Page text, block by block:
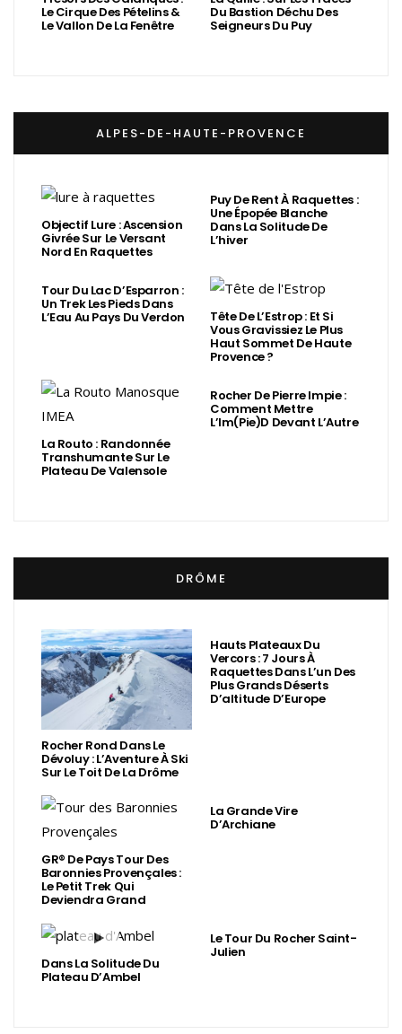
Le Cirque Des Pételins &
Le Vallon De La Fenêtre
Du Bastion Déchu Des
Seigneurs Du Puy
ALPES-DE-HAUTE-PROVENCE
Objectif Lure : Ascension
Givrée Sur Le Versant
Nord En Raquettes
Puy De Rent À Raquettes :
Une Épopée Blanche
Dans La Solitude De
L’hiver
Tour Du Lac D’Esparron :
Un Trek Les Pieds Dans
L’Eau Au Pays Du Verdon Tête De L’Estrop : Et Si
Vous Gravissiez Le Plus
Haut Sommet De Haute
Provence ?
La Routo : Randonnée
Transhumante Sur Le
Plateau De Valensole
Rocher De Pierre Impie :
Comment Mettre
L’Im(Pie)d Devant L’Autre
DRÔME
Rocher Rond Dans Le
Dévoluy : L’Aventure À Ski
Sur Le Toit De La Drôme
Hauts Plateaux Du
Vercors : 7 Jours À
Raquettes Dans L’un Des
Plus Grands Déserts
D’altitude D’Europe
GR® De Pays Tour Des
Baronnies Provençales :
Le Petit Trek Qui
Deviendra Grand
La Grande Vire
D’Archiane
Dans La Solitude Du
Plateau D’Ambel
Le Tour Du Rocher Saint-
Julien